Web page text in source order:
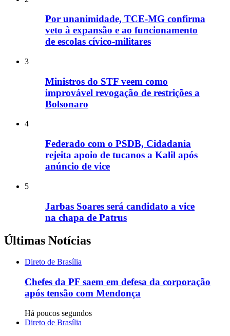
Por unanimidade, TCE-MG confirma
veto à expansão e ao funcionamento
de escolas cívico-militares
3
Ministros do STF veem como
improvável revogação de restrições a
Bolsonaro
4
Federado com o PSDB, Cidadania
rejeita apoio de tucanos a Kalil após
anúncio de vice
5
Jarbas Soares será candidato a vice
na chapa de Patrus
Últimas Notícias
Direto de Brasília
Chefes da PF saem em defesa da corporação
após tensão com Mendonça
Há poucos segundos
Direto de Brasília